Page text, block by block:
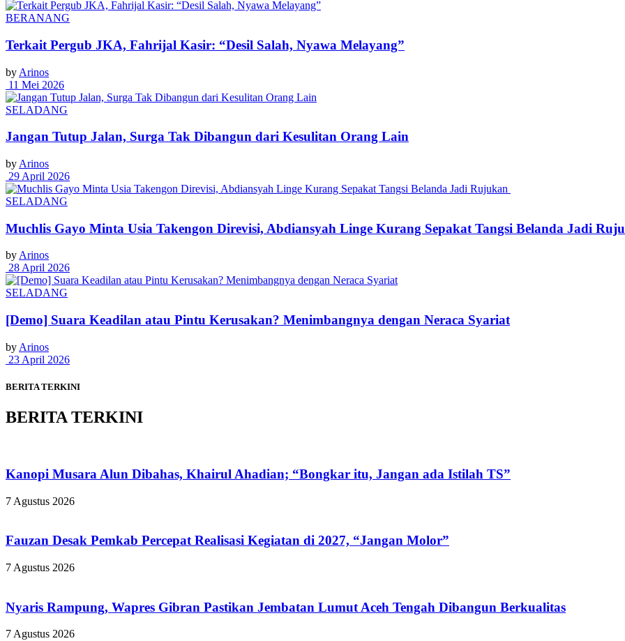
BERANANG
Terkait Pergub JKA, Fahrijal Kasir: “Desil Salah, Nyawa Melayang”
by Arinos
11 Mei 2026
SELADANG
Jangan Tutup Jalan, Surga Tak Dibangun dari Kesulitan Orang Lain
by Arinos
29 April 2026
SELADANG
Muchlis Gayo Minta Usia Takengon Direvisi, Abdiansyah Linge Kurang Sepakat Tangsi Belanda Jadi
byArinos
28 April 2026
SELADANG
[Demo] Suara Keadilan atau Pintu Kerusakan? Menimbangnya dengan Neraca Syariat
by Arinos
23 April 2026
BERITA TERKINI
BERITA TERKINI
Kanopi Musara Alun Dibahas, Khairul Ahadian; “Bongkar itu, Jangan ada Istilah TS”
7 Agustus 2026
Fauzan Desak Pemkab Percepat Realisasi Kegiatan di 2027, “Jangan Molor”
7 Agustus 2026
Nyaris Rampung, Wapres Gibran Pastikan Jembatan Lumut Aceh Tengah Dibangun Berkualitas
7 Agustus 2026